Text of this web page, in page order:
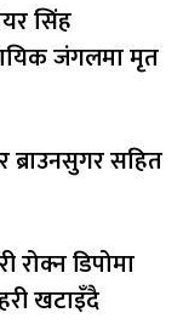
सिंह
जंगलमा मृत
ब्राउनसुगर सहित
रोक्न डिपोमा
खटाइँदै